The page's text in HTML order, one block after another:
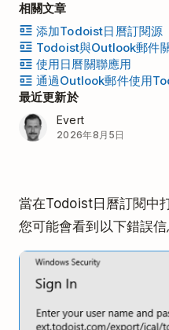
相關文章
添加Todoist日曆訂閱源
Todoist與Outlook郵件
使用日曆關聯應用
通過Outlook郵件使用
最近更新於
Evert
2026年8月5日
當在Todoist日曆訂閱中
您可能會看到以下錯誤信